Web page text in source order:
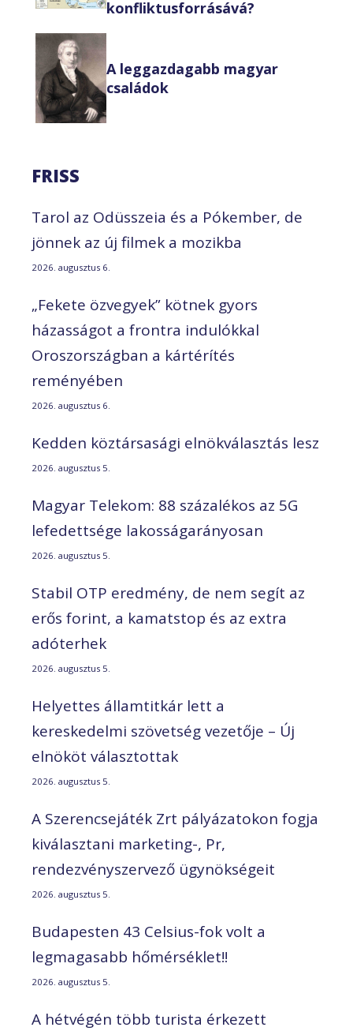
konfliktusforrásává?
A leggazdagabb magyar
családok
FRISS
Tarol az Odüsszeia és a Pókember, de
jönnek az új filmek a mozikba
2026. augusztus 6.
„Fekete özvegyek” kötnek gyors
házasságot a frontra indulókkal
Oroszországban a kártérítés
reményében
2026. augusztus 6.
Kedden köztársasági elnökválasztás lesz
2026. augusztus 5.
Magyar Telekom: 88 százalékos az 5G
lefedettsége lakosságarányosan
2026. augusztus 5.
Stabil OTP eredmény, de nem segít az
erős forint, a kamatstop és az extra
adóterhek
2026. augusztus 5.
Helyettes államtitkár lett a
kereskedelmi szövetség vezetője – Új
elnököt választottak
2026. augusztus 5.
A Szerencsejáték Zrt pályázatokon fogja
kiválasztani marketing-, Pr,
rendezvényszervező ügynökségeit
2026. augusztus 5.
Budapesten 43 Celsius-fok volt a
legmagasabb hőmérséklet!!
2026. augusztus 5.
A hétvégén több turista érkezett